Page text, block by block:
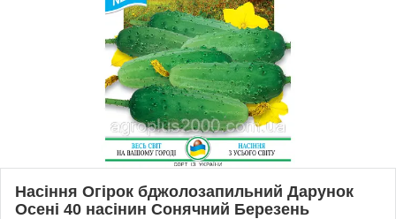
Насіння Огірок бджолозапильний Дарунок
Осені 40 насінин Сонячний Березень